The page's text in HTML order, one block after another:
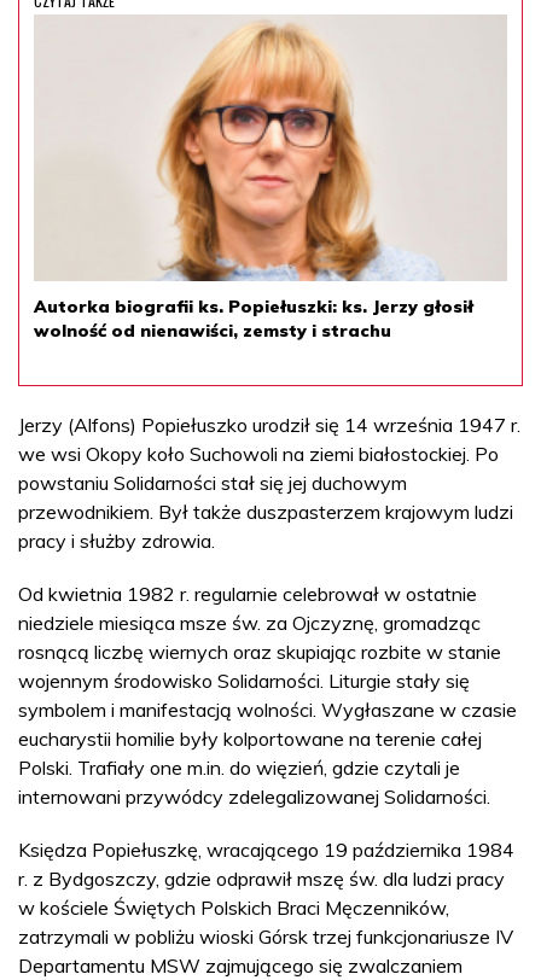
Autorka biografii ks. Popiełuszki: ks. Jerzy głosił
wolność od nienawiści, zemsty i strachu
Jerzy (Alfons) Popiełuszko urodził się 14 września 1947 r.
we wsi Okopy koło Suchowoli na ziemi białostockiej. Po
powstaniu Solidarności stał się jej duchowym
przewodnikiem. Był także duszpasterzem krajowym ludzi
pracy i służby zdrowia.
Od kwietnia 1982 r. regularnie celebrował w ostatnie
niedziele miesiąca msze św. za Ojczyznę, gromadząc
rosnącą liczbę wiernych oraz skupiając rozbite w stanie
wojennym środowisko Solidarności. Liturgie stały się
symbolem i manifestacją wolności. Wygłaszane w czasie
eucharystii homilie były kolportowane na terenie całej
Polski. Trafiały one m.in. do więzień, gdzie czytali je
internowani przywódcy zdelegalizowanej Solidarności.
Księdza Popiełuszkę, wracającego 19 października 1984
r. z Bydgoszczy, gdzie odprawił mszę św. dla ludzi pracy
w kościele Świętych Polskich Braci Męczenników,
zatrzymali w pobliżu wioski Górsk trzej funkcjonariusze IV
Departamentu MSW zajmującego się zwalczaniem